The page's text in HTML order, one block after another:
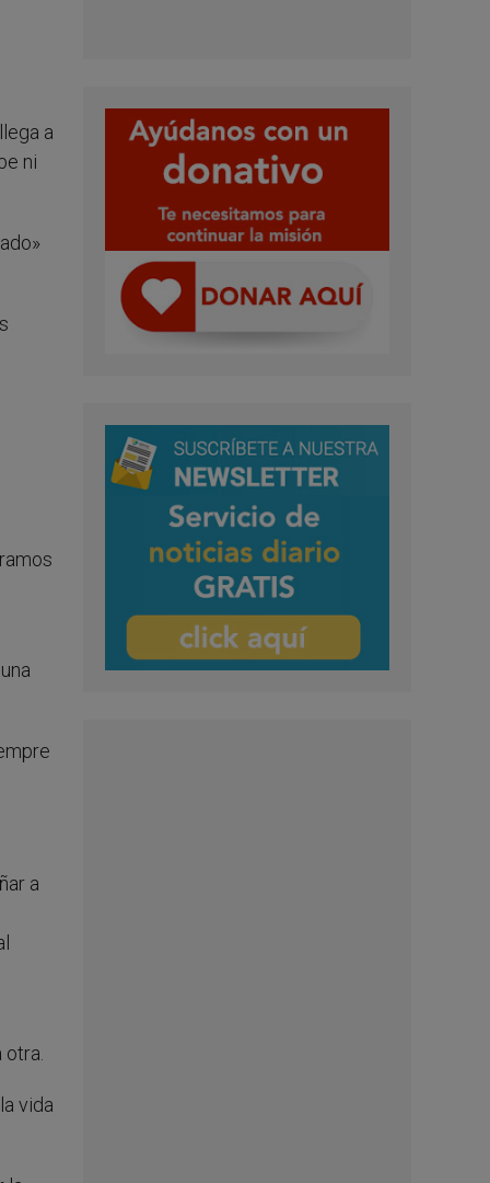
a
ni
a
otra.
vida